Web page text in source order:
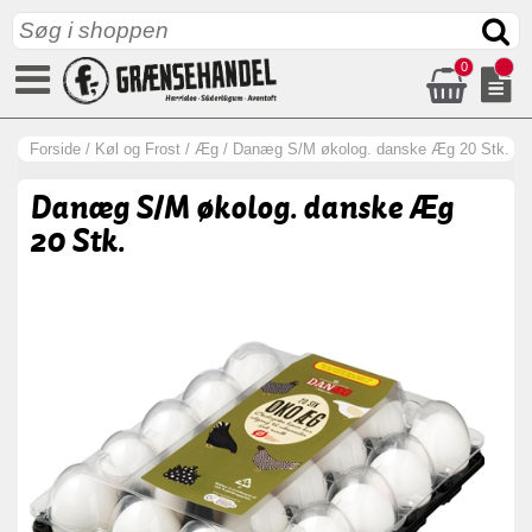
0
Forside / Køl og Frost / Æg / Danæg S/M økolog. danske Æg 20 Stk.
Danæg S/M økolog. danske Æg
20 Stk.